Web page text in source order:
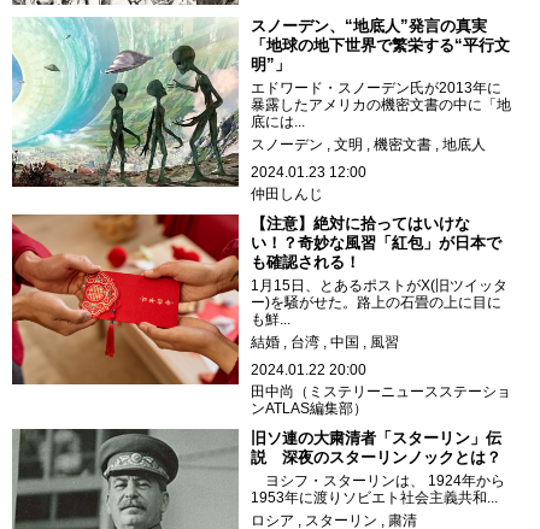
スノーデン、“地底人”発言の真実
「地球の地下世界で繁栄する“平行文
明”」
エドワード・スノーデン氏が2013年に
暴露したアメリカの機密文書の中に「地
底には...
スノーデン
文明 機密文書
地底人
2024.01.23 12:00
仲田しんじ
【注意】絶対に拾ってはいけな
い！？奇妙な風習「紅包」が日本で
も確認される！
1月15日、とあるポストがX(旧ツイッタ
ー)を騒がせた。路上の石畳の上に目に
も鮮...
結婚
台湾 中国
風習
2024.01.22 20:00
田中尚（ミステリーニュースステーショ
ンATLAS編集部）
旧ソ連の大粛清者「スターリン」伝
説 深夜のスターリンノックとは？
ヨシフ・スターリンは、 1924年から
1953年に渡りソビエト社会主義共和...
ロシア
スターリン 粛清